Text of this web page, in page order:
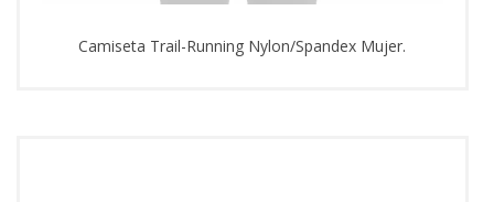
Camiseta Trail-Running Nylon/Spandex Mujer.